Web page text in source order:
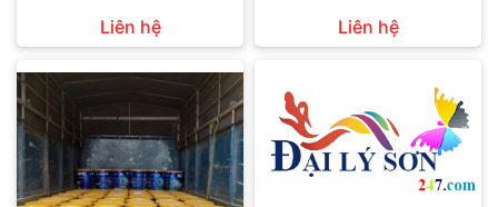
Liên hệ Liên hệ